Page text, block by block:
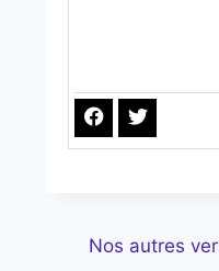
Nos autres